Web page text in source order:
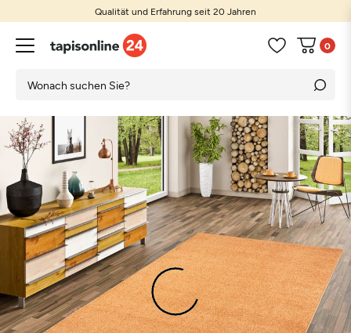
Qualität und Erfahrung seit 20 Jahren
0